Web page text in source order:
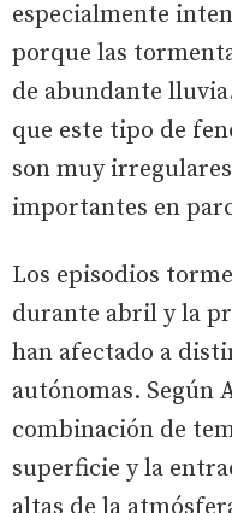
especialmente
porque las
de abundante
que este tipo de
son muy
importantes en
Los episodios
durante abril y la
han afectado a
autónomas. Según
combinación de
superficie y la